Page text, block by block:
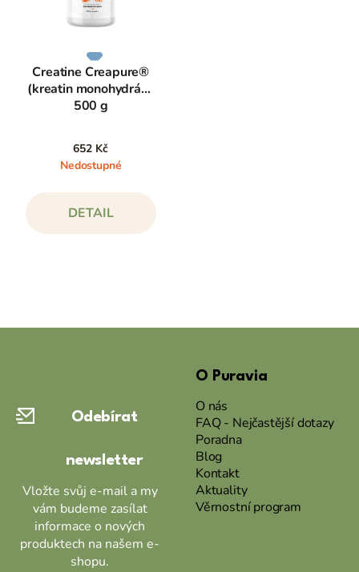
Creatine Creapure®
(kreatin monohydrát),
500 g
652 Kč
Nedostupné
DETAIL
Odebírat
newsletter
Vložte svůj e-mail a my
vám budeme zasílat
informace o nových
produktech na našem e-
shopu.
O Puravia
O nás
FAQ - Nejčastější dotazy
Poradna
Blog
Kontakt
Aktuality
Věrnostní program